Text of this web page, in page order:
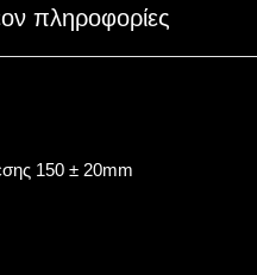
πληροφορίες
150 ± 20mm